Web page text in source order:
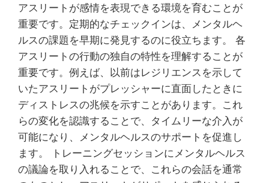
アスリートが感情を表現できる環境を育むことが
重要です。定期的なチェックインは、メンタルヘ
ルスの課題を早期に発見するのに役立ちます。 各
アスリートの行動の独自の特性を理解することが
重要です。例えば、以前はレジリエンスを示して
いたアスリートがプレッシャーに直面したときに
ディストレスの兆候を示すことがあります。これ
らの変化を認識することで、タイムリーな介入が
可能になり、メンタルヘルスのサポートを促進し
ます。 トレーニングセッションにメンタルヘルス
の議論を取り入れることで、これらの会話を通常